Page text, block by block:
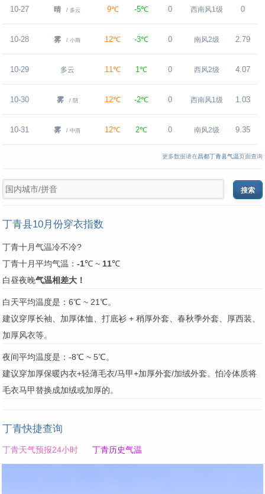
10-27 晴 / 多云 9℃ -5℃ 0 西南风1级 0
10-28 雾 / 小雨 12℃ -3℃ 0 南风2级 2.79
10-29 多云 11℃ 1℃ 0 西风2级 4.07
10-30 雾 / 阴 12℃ -2℃ 0 西南风1级 1.03
10-31 雾 / 中雨 12℃ 2℃ 0 南风2级 9.35
更多数据请在昌都丁青县气温页面查询
丁青县10月份穿衣指数
丁青十月气温冷不冷?
丁青十月平均气温： -1℃ ~ 11℃
白昼夜晚气温相差大！
白天平均温度是：6℃ ~ 21℃。
建议穿厚长袖、加厚体恤、打底衫 + 稍厚外套、春秋季外套、厚西装、
加厚风衣等。
夜间平均温度是：-8℃ ~ 5℃。
建议穿加厚保暖内衣+轻薄毛衣/马甲+加厚外套/加绒外套。怕冷体质将
毛衣马甲替换成加绒或加厚的。
丁青快捷查询
丁青天气预报24小时 丁青历史气温